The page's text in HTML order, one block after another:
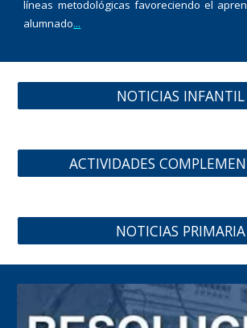
líneas metodológicas favoreciendo el
alumnado...
NOTICIAS INFANTIL
ACTIVIDADES
NOTICIAS PRIMARIA